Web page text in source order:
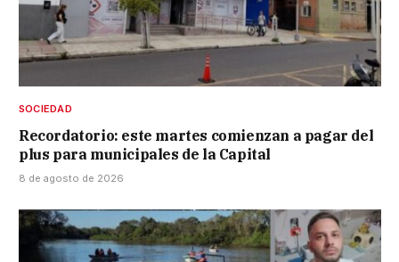
SOCIEDAD
Recordatorio: este martes comienzan a pagar del
plus para municipales de la Capital
8 de agosto de 2026